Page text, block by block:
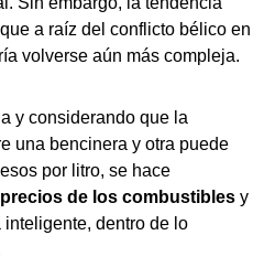
a raíz del conflicto bélico en
volverse aún más compleja.
y considerando que la
una bencinera y otra puede
por litro, se hace
de los combustibles y
inteligente, dentro de lo